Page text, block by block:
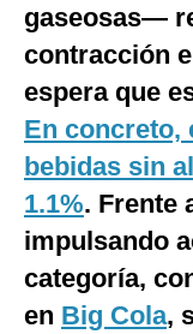
Club del Suscriptor
Mix
G de Gestión
Notas Contratadas
Podcast
Gestión TV
gaseosas—
contracción
espera que
En concreto,
bebidas sin
1.1%. Frente
impulsando
categoría,
en Big Cola,